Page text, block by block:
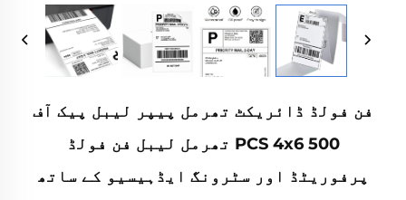
فن فولڈ ڈائریکٹ تھرمل پیپر لیبل پیک آف
500 PCS 4x6 تھرمل لیبل فن فولڈ
پرفوریٹڈ اور سٹرونگ ایڈہیسیو کے ساتھ